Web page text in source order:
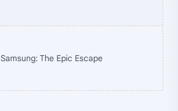
Samsung: The Epic Escape